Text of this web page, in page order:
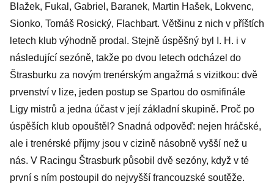
Blažek, Fukal, Gabriel, Baranek, Martin Hašek, Lokvenc,
Sionko, Tomáš Rosický, Flachbart. Většinu z nich v příštích
letech klub výhodně prodal. Stejně úspěšný byl I. H. i v
následující sezóně, takže po dvou letech odcházel do
Štrasburku za novým trenérským angažmá s vizitkou: dvě
prvenství v lize, jeden postup se Spartou do osmifinále
Ligy mistrů a jedna účast v její základní skupině. Proč po
úspěších klub opouštěl? Snadná odpověď: nejen hráčské,
ale i trenérské příjmy jsou v cizině násobně vyšší než u
nás. V Racingu Štrasburk působil dvě sezóny, když v té
první s ním postoupil do nejvyšší francouzské soutěže.